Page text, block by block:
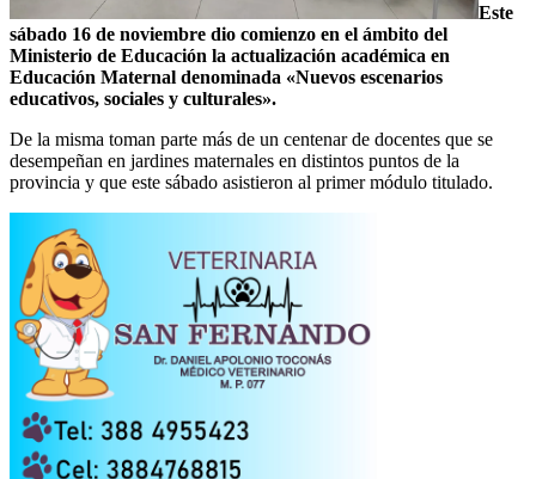
Este
sábado 16 de noviembre dio comienzo en el ámbito del
Ministerio de Educación la actualización académica en
Educación Maternal denominada «Nuevos escenarios
educativos, sociales y culturales».
De la misma toman parte más de un centenar de docentes que se
desempeñan en jardines maternales en distintos puntos de la
provincia y que este sábado asistieron al primer módulo titulado.